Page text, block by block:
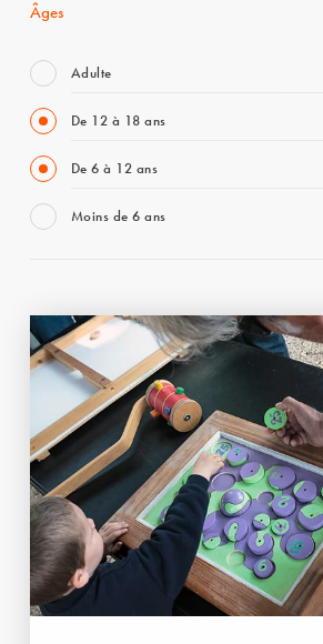
Âges
Adulte
De 12 à 18 ans
De 6 à 12 ans
Moins de 6 ans